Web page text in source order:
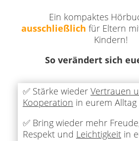
Ein kompaktes
ausschließlich für Eltern
Kindern!
So verändert sich
✅ Stärke wieder Vertrauen
Kooperation in eurem Alltag
✅ Bring wieder mehr
Respekt und Leichtigkeitin